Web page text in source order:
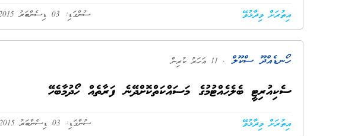
ސުންގަޑި: 03 ޑިސެންބަރު 2015 11:00 އިތުރަށް ވިދާޅުވޭ
ހޯނޑެއްދޫ ސްކޫލް . 11 އަހަރު ކުރިން
ސެކިއުރިޓީ ބެލެހެއްޓުމުގެ މަސައްކަތްކޮށްދޭނެ ފަރާތެއް ހޯދުމާބެހޭ
ސުންގަޑި: 03 ޑިސެންބަރު 2015 13:00 އިތުރަށް ވިދާޅުވޭ